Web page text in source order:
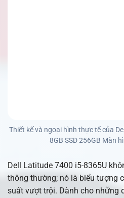
Thiết kế và ngoại hình thực tế của
8GB SSD 256GB Màn
Dell Latitude 7400 i5-8365U
thông thường; nó là biểu tượng
suất vượt trội. Dành cho những